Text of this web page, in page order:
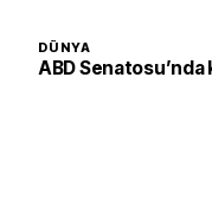
DÜNYA
ABD